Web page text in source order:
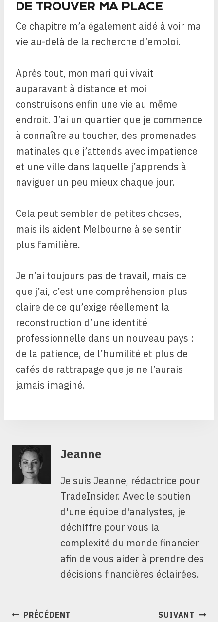
DE TROUVER MA PLACE
Ce chapitre m’a également aidé à voir ma
vie au-delà de la recherche d’emploi.
Après tout, mon mari qui vivait
auparavant à distance et moi
construisons enfin une vie au même
endroit. J’ai un quartier que je commence
à connaître au toucher, des promenades
matinales que j’attends avec impatience
et une ville dans laquelle j’apprends à
naviguer un peu mieux chaque jour.
Cela peut sembler de petites choses,
mais ils aident Melbourne à se sentir
plus familière.
Je n’ai toujours pas de travail, mais ce
que j’ai, c’est une compréhension plus
claire de ce qu’exige réellement la
reconstruction d’une identité
professionnelle dans un nouveau pays :
de la patience, de l’humilité et plus de
cafés de rattrapage que je ne l’aurais
jamais imaginé.
Jeanne
Je suis Jeanne, rédactrice pour
TradeInsider. Avec le soutien
d'une équipe d'analystes, je
déchiffre pour vous la
complexité du monde financier
afin de vous aider à prendre des
décisions financières éclairées.
NAVIGATION
PRÉCÉDENT SUIVANT